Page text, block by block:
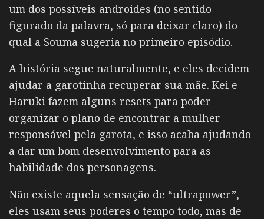
um dos possíveis androides (no sentido
figurado da palavra, só para deixar claro) do
qual a Souma sugeria no primeiro episódio.
A história segue naturalmente, e eles decidem
ajudar a garotinha recuperar sua mãe. Kei e
Haruki fazem alguns resets para poder
organizar o plano de encontrar a mulher
responsável pela garota, e isso acaba ajudando
a dar um bom desenvolvimento para as
habilidade dos personagens.
Não existe aquela sensação de “ultrapower”,
eles usam seus poderes o tempo todo, mas de